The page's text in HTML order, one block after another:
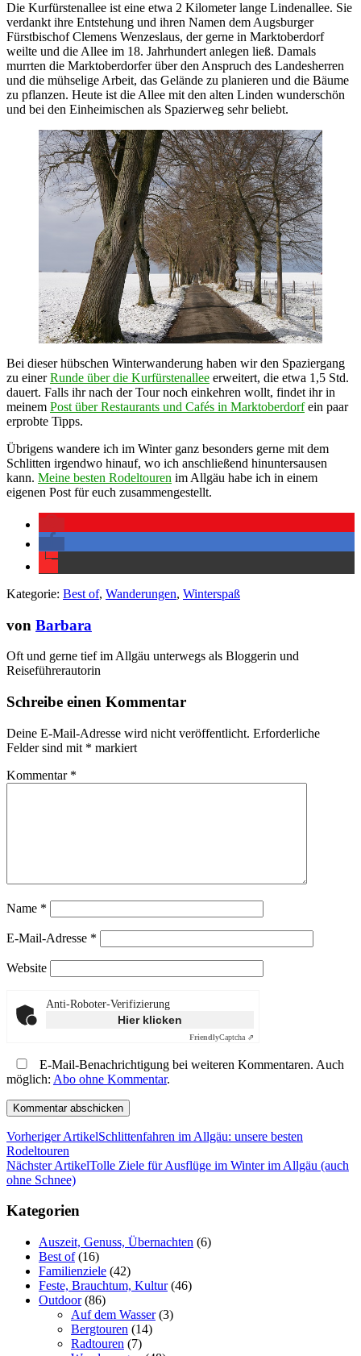
Die Kurfürstenallee ist eine etwa 2 Kilometer lange Lindenallee. Sie
verdankt ihre Entstehung und ihren Namen dem Augsburger
Fürstbischof Clemens Wenzeslaus, der gerne in Marktoberdorf
weilte und die Allee im 18. Jahrhundert anlegen ließ. Damals
murrten die Marktoberdorfer über den Anspruch des Landesherren
und die mühselige Arbeit, das Gelände zu planieren und die Bäume
zu pflanzen. Heute ist die Allee mit den alten Linden wunderschön
und bei den Einheimischen als Spazierweg sehr beliebt.
Bei dieser hübschen Winterwanderung haben wir den Spaziergang
zu einerRunde über die Kurfürstenallee erweitert, die etwa 1,5 Std.
dauert. Falls ihr nach der Tour noch einkehren wollt, findet ihr in
meinem Post über Restaurants und Cafés in Marktoberdorfein paar
erprobte Tipps.
Übrigens wandere ich im Winter ganz besonders gerne mit dem
Schlitten irgendwo hinauf, wo ich anschließend hinuntersausen
kann. Meine besten Rodeltouren im Allgäu habe ich in einem
eigenen Post für euch zusammengestellt.
Kategorie: Best of, Wanderungen, Winterspaß
von Barbara
Oft und gerne tief im Allgäu unterwegs als Bloggerin und
Reiseführerautorin
Schreibe einen Kommentar
Deine E-Mail-Adresse wird nicht veröffentlicht. Erforderliche
Felder sind mit * markiert
Kommentar *
Name *
E-Mail-Adresse *
Website
Anti-Roboter-Verifizierung
Hier klicken
FriendlyCaptcha ⇗
E-Mail-Benachrichtigung bei weiteren Kommentaren. Auch
möglich: Abo ohne Kommentar.
Vorheriger ArtikelSchlittenfahren im Allgäu: unsere besten
Rodeltouren
Nächster ArtikelTolle Ziele für Ausflüge im Winter im Allgäu (auch
ohne Schnee)
Kategorien
Auszeit, Genuss, Übernachten (6)
Best of(16)
Familienziele (42)
Feste, Brauchtum, Kultur(46)
Outdoor(86)
Auf dem Wasser(3)
Bergtouren (14)
Radtouren (7)